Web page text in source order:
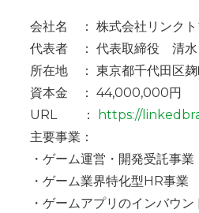
会社名 ： 株式会社リンクト
代表者 ： 代表取締役 清水
所在地 ： 東京都千代田区
資本金 ： 44,000,000円
URL ：
https://
主要事業：
・ゲーム運営・開発受託事業
・ゲーム業界特化型HR事業
・ゲームアプリのインバウ